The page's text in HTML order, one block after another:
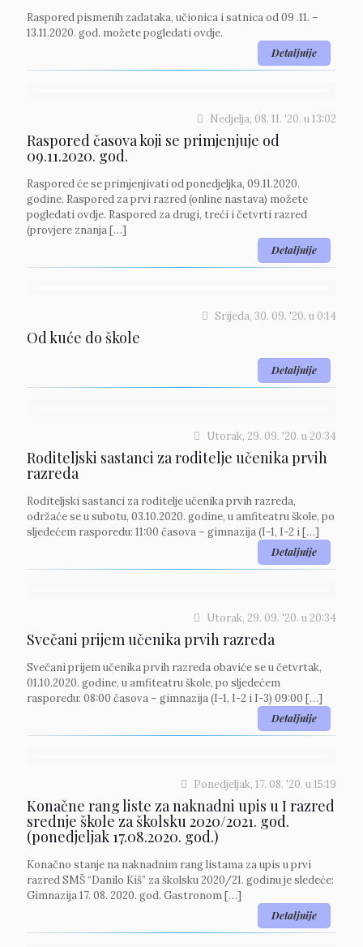
Raspored pismenih zadataka, učionica i satnica od 09 .11. –
13.11.2020. god. možete pogledati ovdje.
Detaljnije
Nedjelja, 08. 11. '20. u13:02
Raspored časova koji se primjenjuje od
09.11.2020. god.
Raspored će se primjenjivati od ponedjeljka, 09.11.2020.
godine. Raspored za prvi razred (online nastava) možete
pogledati ovdje. Raspored za drugi, treći i četvrti razred
(provjere znanja[…]
Detaljnije
Srijeda, 30. 09. '20. u 0:14
Od kuće do škole
Detaljnije
Utorak, 29. 09. '20. u 20:34
Roditeljski sastanci za roditelje učenika prvih
razreda
Roditeljski sastanci za roditelje učenika prvih razreda,
održaće se u subotu, 03.10.2020. godine, u amfiteatru škole, po
sljedećem rasporedu: 11:00 časova – gimnazija (I-1, I-2 i[…]
Detaljnije
Utorak, 29. 09. '20. u 20:34
Svečani prijem učenika prvih razreda
Svečani prijem učenika prvih razreda obaviće se u četvrtak,
01.10.2020. godine, u amfiteatru škole, po sljedećem
rasporedu: 08:00 časova – gimnazija (I-1, I-2 i I-3) 09:00 […]
Detaljnije
Ponedjeljak, 17. 08. '20. u15:19
Konačne rang liste za naknadni upis u I razred
srednje škole za školsku 2020/2021. god.
(ponedjeljak 17.08.2020. god.)
Konačno stanje na naknadnim rang listama za upis u prvi
razred SMŠ “Danilo Kiš” za školsku 2020/21. godinu je sledeće:
Gimnazija 17. 08. 2020. god. Gastronom[…]
Detaljnije